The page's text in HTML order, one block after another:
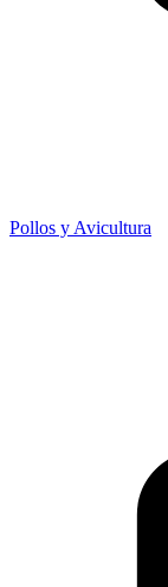
Pollos y Avicultura